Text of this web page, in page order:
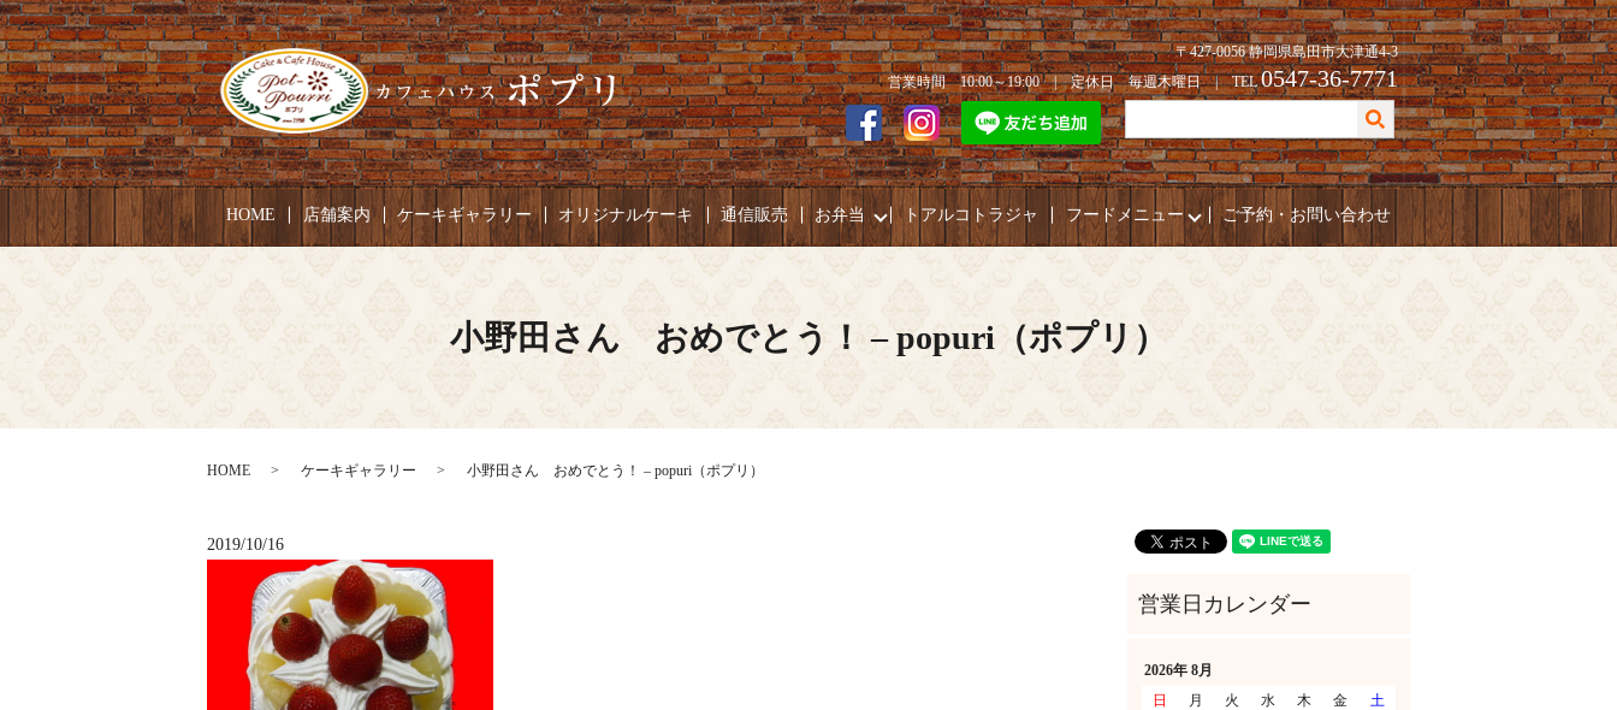
〒427-0056 静岡県島田市大津通4-3
営業時間 10:00～19:00 | 定休日 毎週木曜日 | TEL0547-36-7771
HOME 店舗案内 ケーキギャラリー オリジナルケーキ 通信販売 お弁当 トアルコトラジャ フードメニュー ご予約・お問い合わせ
小野田さん おめでとう！ – popuri（ポプリ）
HOME ケーキギャラリー 小野田さん おめでとう！ – popuri（ポプリ）
2019/10/16
2026年 8月
日
月 火 水 木 金
土